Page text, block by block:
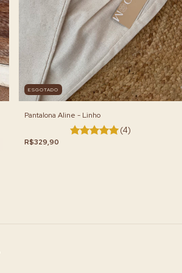
ESGOTADO
Pantalona Aline - Linho
(4)
R$329,90